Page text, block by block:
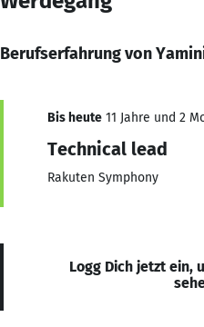
Berufserfahrung von
Bis heute 11 Jahre und 2
Technical lead
Rakuten Symphony
Logg Dich jetzt ein,